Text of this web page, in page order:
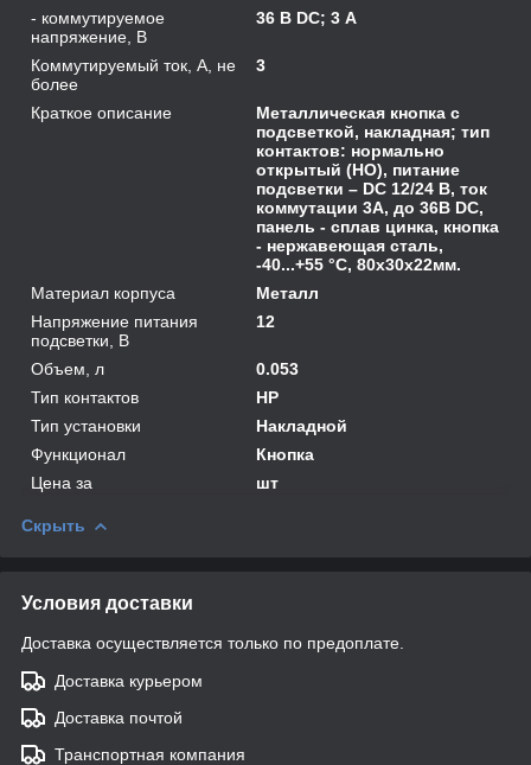
- коммутируемое
напряжение, В
36 В DC; 3 А
Коммутируемый ток, А, не
более
3
Краткое описание
Металлическая кнопка с
подсветкой, накладная; тип
контактов: нормально
открытый (НО), питание
подсветки – DC 12/24 В, ток
коммутации 3А, до 36В DC,
панель - сплав цинка, кнопка
- нержавеющая сталь,
-40...+55 °С, 80х30х22мм.
Материал корпуса
Металл
Напряжение питания
подсветки, В
12
Объем, л
0.053
Тип контактов
НР
Тип установки
Накладной
Функционал
Кнопка
Цена за
шт
Скрыть
Условия доставки
Доставка осуществляется только по предоплате.
Доставка курьером
Доставка почтой
Транспортная компания